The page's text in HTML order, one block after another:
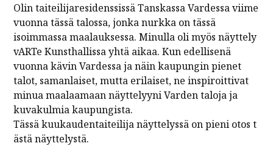
Olin taiteilijaresidenssissä Tanskassa Vardessa viime
vuonna tässä talossa, jonka nurkka on tässä
isoimmassa maalauksessa. Minulla oli myös näyttely
vARTe Kunsthallissa yhtä aikaa. Kun edellisenä
vuonna kävin Vardessa ja näin kaupungin pienet
talot, samanlaiset, mutta erilaiset, ne inspiroittivat
minua maalaamaan näyttelyyni Varden taloja ja
kuvakulmia kaupungista.
Tässä kuukaudentaiteilija näyttelyssä on pieni otos t
ästä näyttelystä.